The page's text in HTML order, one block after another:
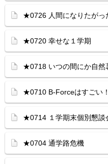
★0726 人間になりたがっ
★0720 幸せな１学期
★0718 いつの間にか自然
★0710 B-Forceはすごい！
★0714 １学期末個別懇談
★0704 通学路危機